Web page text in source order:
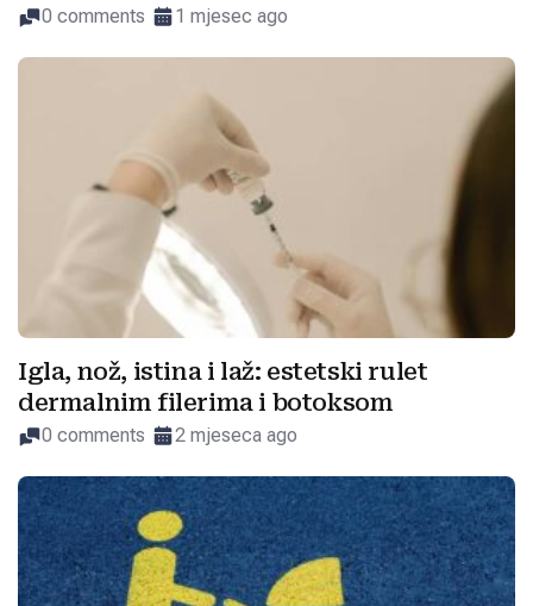
0 comments 1 mjesec ago
Igla, nož, istina i laž: estetski rulet
dermalnim filerima i botoksom
0 comments 2 mjeseca ago